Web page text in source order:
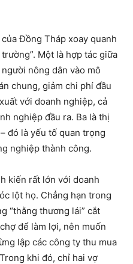
Đồng Tháp xoay quanh
Một là hợp tác giữa
nông dân vào mô
chung, giảm chi phí đầu
với doanh nghiệp, cả
nghiệp đầu ra. Ba là thị
đó là yếu tố quan trọng
nghiệp thành công.
kiến rất lớn với doanh
lột họ. Chẳng hạn trong
“thằng thương lái” cắt
để làm lợi, nên muốn
lập các công ty thu mua
khi đó, chỉ hai vợ